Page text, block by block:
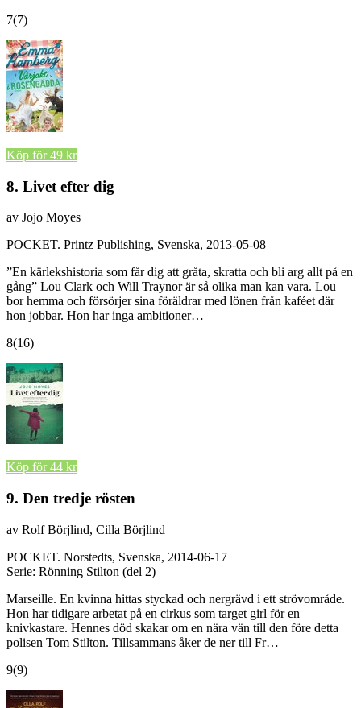
7(7)
Köp för 49 kr
8. Livet efter dig
av Jojo Moyes
POCKET. Printz Publishing, Svenska, 2013-05-08
”En kärlekshistoria som får dig att gråta, skratta och bli arg allt på en
gång” Lou Clark och Will Traynor är så olika man kan vara. Lou
bor hemma och försörjer sina föräldrar med lönen från kaféet där
hon jobbar. Hon har inga ambitioner…
8(16)
Köp för 44 kr
9. Den tredje rösten
av Rolf Börjlind, Cilla Börjlind
POCKET. Norstedts, Svenska, 2014-06-17
Serie: Rönning Stilton (del 2)
Marseille. En kvinna hittas styckad och nergrävd i ett strövområde.
Hon har tidigare arbetat på en cirkus som target girl för en
knivkastare. Hennes död skakar om en nära vän till den före detta
polisen Tom Stilton. Tillsammans åker de ner till Fr…
9(9)